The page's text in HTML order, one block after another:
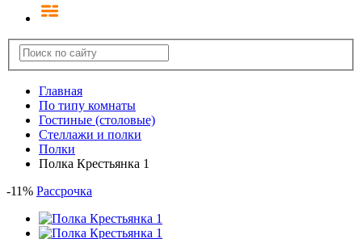
Главная
По типу комнаты
Гостиные (столовые)
Стеллажи и полки
Полки
Полка Крестьянка 1
-11% Рассрочка